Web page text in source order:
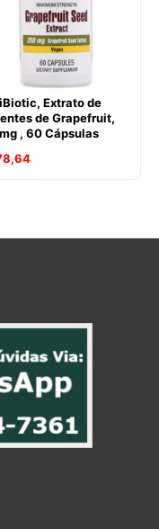
Extrato de
de Grapefruit,
, 60 Cápsulas